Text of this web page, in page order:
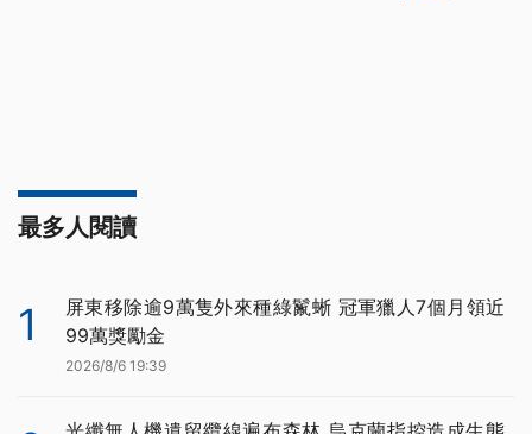
最多人閱讀
1
屏東移除逾9萬隻外來種綠鬣蜥 冠軍獵人7個月領近
99萬獎勵金
2026/8/6 19:39